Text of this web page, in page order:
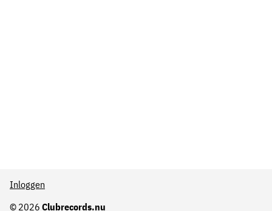
© 2026 Clubrecords.nu
Inloggen